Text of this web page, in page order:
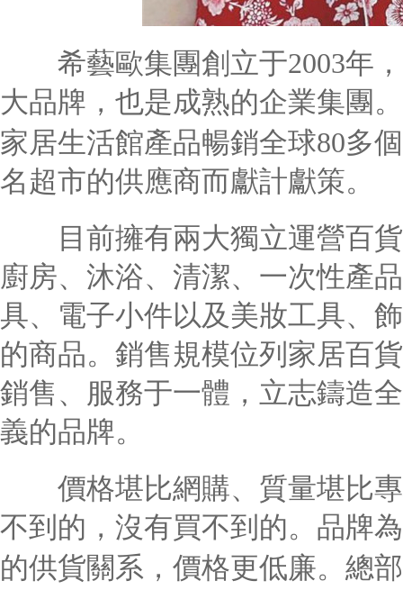
希藝歐集團創立于2003年，
大品牌，也是成熟的企業集團
家居生活館產品暢銷全球80多個
名超市的供應商而獻計獻策。
目前擁有兩大獨立運營百貨
廚房、沐浴、清潔、一次性產
具、電子小件以及美妝工具、
的商品。銷售規模位列家居百
銷售、服務于一體，立志鑄造
義的品牌。
價格堪比網購、質量堪比專
不到的，沒有買不到的。品牌
的供貨關系，價格更低廉。總部